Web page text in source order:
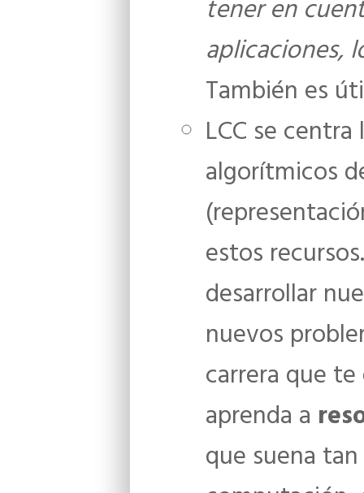
tener en
aplicaciones,
También es
LCC se
algorítmicos
estos
desarrollar
nuevos
carrera que
aprenda a
que suena